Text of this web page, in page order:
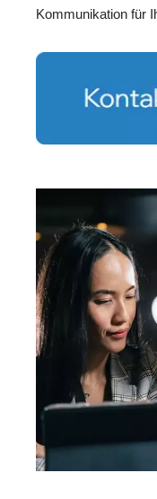
Kommunikation für